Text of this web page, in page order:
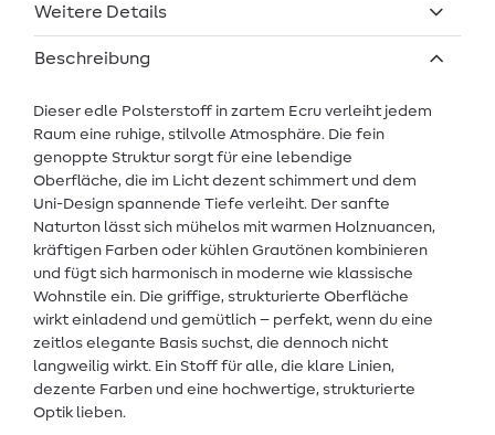
Weitere Details
Beschreibung
Dieser edle Polsterstoff in zartem Ecru verleiht jedem
Raum eine ruhige, stilvolle Atmosphäre. Die fein
genoppte Struktur sorgt für eine lebendige
Oberfläche, die im Licht dezent schimmert und dem
Uni-Design spannende Tiefe verleiht. Der sanfte
Naturton lässt sich mühelos mit warmen Holznuancen,
kräftigen Farben oder kühlen Grautönen kombinieren
und fügt sich harmonisch in moderne wie klassische
Wohnstile ein. Die griffige, strukturierte Oberfläche
wirkt einladend und gemütlich – perfekt, wenn du eine
zeitlos elegante Basis suchst, die dennoch nicht
langweilig wirkt. Ein Stoff für alle, die klare Linien,
dezente Farben und eine hochwertige, strukturierte
Optik lieben.